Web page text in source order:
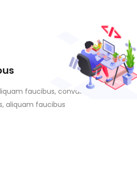
faucibus, convallis id, congue
aliquam faucibus